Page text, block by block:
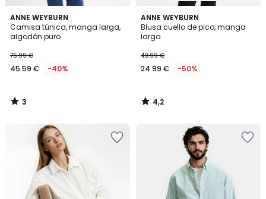
ANNE WEYBURN
Camisa túnica, manga larga,
algodón puro
75.99 €
45.59 € -40%
3
/
5
3
/
ANNE WEYBURN
Blusa cuello de pico, manga
larga
49.99 €
24.99 € -50%
4,2
/ 5
4,2
/